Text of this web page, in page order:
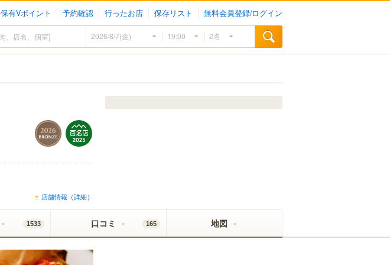
保有Vポイント 予約確認 行ったお店 保存リスト 無料会員登録/ログイン
店舗情報（詳細）
1533 口コミ 165 地図